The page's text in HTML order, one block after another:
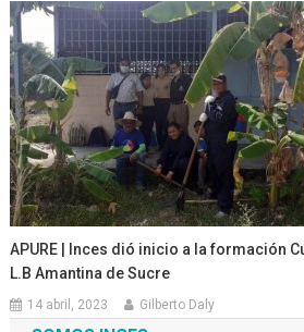
APURE | Inces dió inicio a la formación
L.B Amantina de Sucre
14 abril, 2023 Gilberto Daly